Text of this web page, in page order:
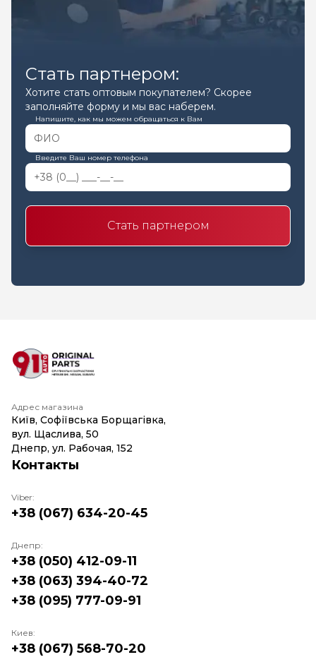
Стать партнером:
Хотите стать оптовым покупателем? Скорее
заполняйте форму и мы вас наберем.
Напишите, как мы можем обращаться к Вам
Введите Ваш номер телефона
Стать партнером
Адрес магазина
Київ, Софіївська Борщагівка,
вул. Щаслива, 50
Днепр, ул. Рабочая, 152
Контакты
Viber:
+38 (067) 634-20-45
Днепр:
+38 (050) 412-09-11
+38 (063) 394-40-72
+38 (095) 777-09-91
Киев:
+38 (067) 568-70-20